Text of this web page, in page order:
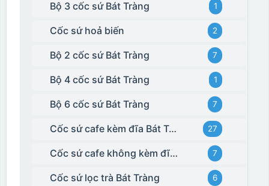
Bộ 3 cốc sứ Bát Tràng 1
Cốc sứ hoả biến 2
Bộ 2 cốc sứ Bát Tràng 7
Bộ 4 cốc sứ Bát Tràng 1
Bộ 6 cốc sứ Bát Tràng 7
Cốc sứ cafe kèm đĩa Bát Tràng 27
Cốc sứ cafe không kèm đĩa kê Bát Tràng 7
Cốc sứ lọc trà Bát Tràng 6